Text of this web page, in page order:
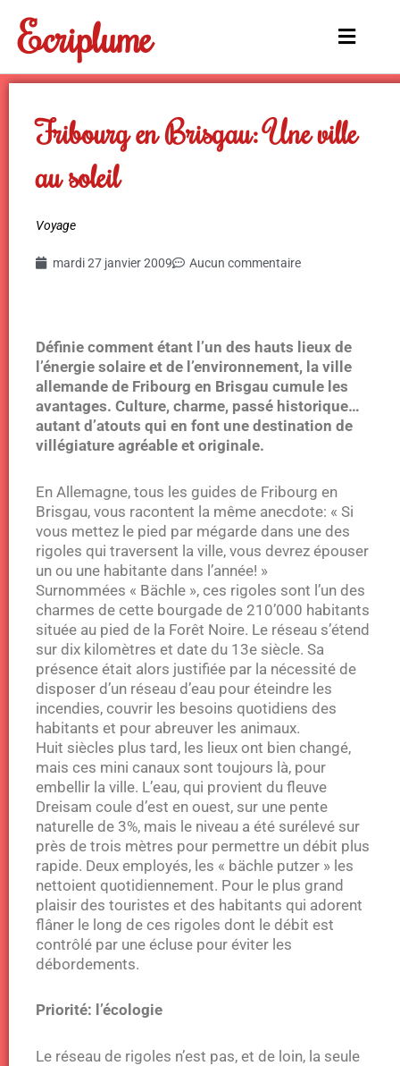
contenu
Ecriplume
Main
Fribourg en Brisgau: Une ville
au soleil
Voyage
mardi 27 janvier 2009 Aucun commentaire
Définie comment étant l’un des hauts lieux de
l’énergie solaire et de l’environnement, la ville
allemande de Fribourg en Brisgau cumule les
avantages. Culture, charme, passé historique…
autant d’atouts qui en font une destination de
villégiature agréable et originale.
En Allemagne, tous les guides de Fribourg en
Brisgau, vous racontent la même anecdote: « Si
vous mettez le pied par mégarde dans une des
rigoles qui traversent la ville, vous devrez épouser
un ou une habitante dans l’année! »
Surnommées « Bächle », ces rigoles sont l’un des
charmes de cette bourgade de 210’000 habitants
située au pied de la Forêt Noire. Le réseau s’étend
sur dix kilomètres et date du 13e siècle. Sa
présence était alors justifiée par la nécessité de
disposer d’un réseau d’eau pour éteindre les
incendies, couvrir les besoins quotidiens des
habitants et pour abreuver les animaux.
Huit siècles plus tard, les lieux ont bien changé,
mais ces mini canaux sont toujours là, pour
embellir la ville. L’eau, qui provient du fleuve
Dreisam coule d’est en ouest, sur une pente
naturelle de 3%, mais le niveau a été surélevé sur
près de trois mètres pour permettre un débit plus
rapide. Deux employés, les « bächle putzer » les
nettoient quotidiennement. Pour le plus grand
plaisir des touristes et des habitants qui adorent
flâner le long de ces rigoles dont le débit est
contrôlé par une écluse pour éviter les
débordements.
Priorité: l’écologie
Le réseau de rigoles n’est pas, et de loin, la seule